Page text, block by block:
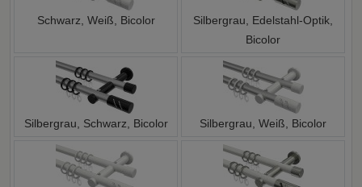
Schwarz, Weiß, Bicolor
Silbergrau, Edelstahl-Optik,
Bicolor
Silbergrau, Schwarz, Bicolor Silbergrau, Weiß, Bicolor